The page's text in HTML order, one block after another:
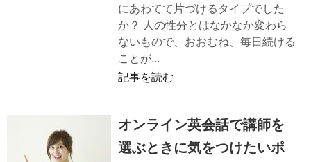
にあわてて片づけるタイプでした
か？ 人の性分とはなかなか変わら
ないもので、おおむね、毎日続ける
ことが...
記事を読む
オンライン英会話で講師を
選ぶときに気をつけたいポ